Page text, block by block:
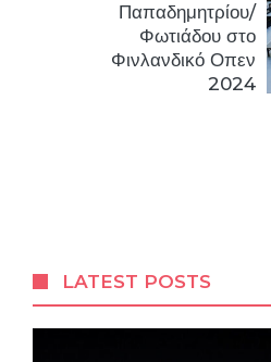
Παπαδημητρίου/
Φωτιάδου στο
Φινλανδικό Οπεν
2024
LATEST POSTS